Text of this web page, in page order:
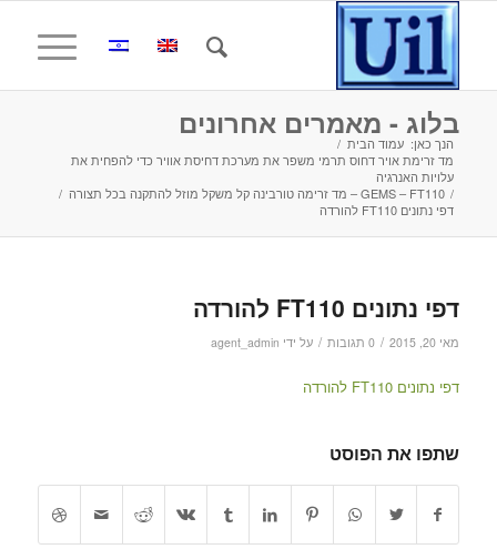
בלוג - מאמרים אחרונים
הנך כאן: עמוד הבית /
מד זרימת אויר דחוס תרמי משפר את מערכת דחיסת אוויר כדי להפחית את
עלויות האנרגיה
/ GEMS – FT110 – מד זרימה טורבינה קל משקל מוזל להתקנה בכל תצורה
/
דפי נתונים FT110 להורדה
דפי נתונים FT110 להורדה
מאי 20, 2015 / 0 תגובות / על ידי agent_admin
דפי נתונים FT110 להורדה
שתפו את הפוסט